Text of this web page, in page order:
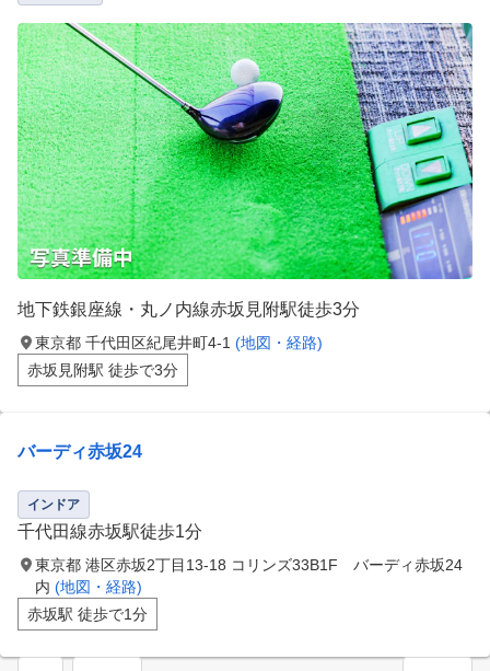
地下鉄銀座線・丸ノ内線赤坂見附駅徒歩3分
東京都 千代田区紀尾井町4-1 (地図・経路)
赤坂見附駅 徒歩で3分
バーディ赤坂24
インドア
千代田線赤坂駅徒歩1分
東京都 港区赤坂2丁目13-18 コリンズ33B1F バーディ赤坂24
内 (地図・経路)
赤坂駅 徒歩で1分